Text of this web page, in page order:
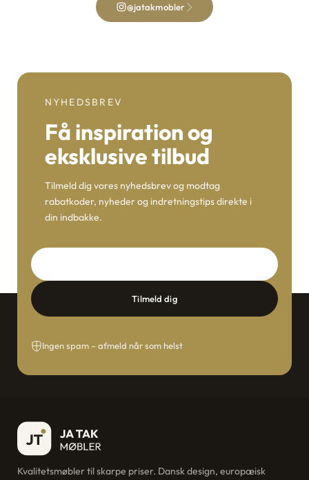
@jatakmobler
NYHEDSBREV
Få inspiration og
eksklusive tilbud
Tilmeld dig vores nyhedsbrev og modtag
rabatkoder, nyheder og indretningstips direkte i
din indbakke.
E-mail
Tilmeld dig
Ingen spam – afmeld når som helst
Kvalitetsmøbler til skarpe priser. Dansk design, europæisk